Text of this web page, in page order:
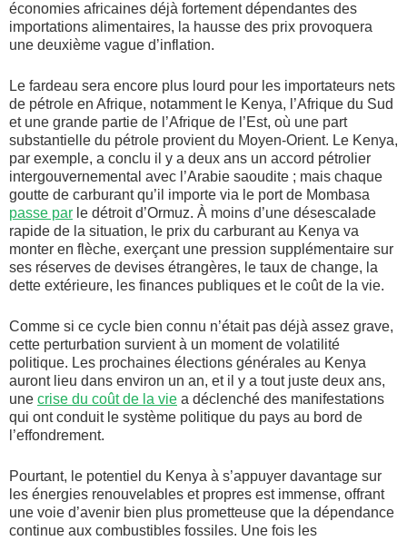
économies africaines déjà fortement dépendantes des
importations alimentaires, la hausse des prix provoquera
une deuxième vague d’inflation.
Le fardeau sera encore plus lourd pour les importateurs nets
de pétrole en Afrique, notamment le Kenya, l’Afrique du Sud
et une grande partie de l’Afrique de l’Est, où une part
substantielle du pétrole provient du Moyen-Orient. Le Kenya,
par exemple, a conclu il y a deux ans un accord pétrolier
intergouvernemental avec l’Arabie saoudite ; mais chaque
goutte de carburant qu’il importe via le port de Mombasa
passe par le détroit d’Ormuz. À moins d’une désescalade
rapide de la situation, le prix du carburant au Kenya va
monter en flèche, exerçant une pression supplémentaire sur
ses réserves de devises étrangères, le taux de change, la
dette extérieure, les finances publiques et le coût de la vie.
Comme si ce cycle bien connu n’était pas déjà assez grave,
cette perturbation survient à un moment de volatilité
politique. Les prochaines élections générales au Kenya
auront lieu dans environ un an, et il y a tout juste deux ans,
une crise du coût de la vie a déclenché des manifestations
qui ont conduit le système politique du pays au bord de
l’effondrement.
Pourtant, le potentiel du Kenya à s’appuyer davantage sur
les énergies renouvelables et propres est immense, offrant
une voie d’avenir bien plus prometteuse que la dépendance
continue aux combustibles fossiles. Une fois les